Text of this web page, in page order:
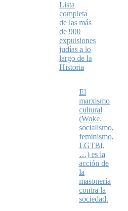
Lista
completa
de las más
de 900
expulsiones
judías a lo
largo de la
Historia
El
marxismo
cultural
(Woke,
socialismo,
feminismo,
LGTBI,
…) es la
acción de
la
masonería
contra la
sociedad.